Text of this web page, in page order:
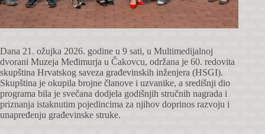
Dana 21. ožujka 2026. godine u 9 sati, u Multimedijalnoj
dvorani Muzeja Međimurja u Čakovcu, održana je 60. redovita
skupština Hrvatskog saveza građevinskih inženjera (HSGI).
Skupština je okupila brojne članove i uzvanike, a središnji dio
programa bila je svečana dodjela godišnjih stručnih nagrada i
priznanja istaknutim pojedincima za njihov doprinos razvoju i
unapređenju građevinske struke.